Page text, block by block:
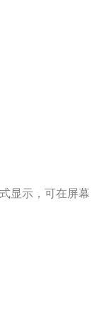
显示，可在屏幕